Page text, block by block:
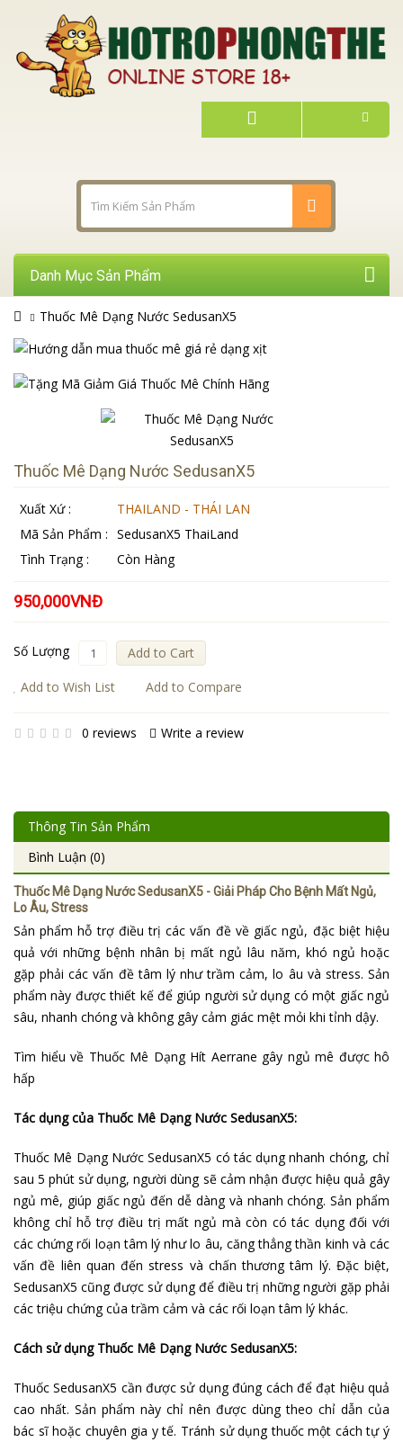
Danh Mục Sản Phẩm
Thuốc Mê Dạng Nước SedusanX5
Thuốc Mê Dạng Nước SedusanX5
Xuất Xứ :
THAILAND - THÁI LAN
Mã Sản Phẩm : SedusanX5 ThaiLand
Tình Trạng :
Còn Hàng
950,000VNĐ
Số Lượng
Add to Cart
Add to Wish List
Add to Compare
0 reviews Write a review
Thông Tin Sản Phẩm
Bình Luận (0)
Thuốc Mê Dạng Nước SedusanX5 - Giải Pháp Cho Bệnh Mất Ngủ,
Lo Âu, Stress
Sản phẩm hỗ trợ điều trị các vấn đề về giấc ngủ, đặc biệt hiệu
quả với những bệnh nhân bị mất ngủ lâu năm, khó ngủ hoặc
gặp phải các vấn đề tâm lý như trầm cảm, lo âu và stress. Sản
phẩm này được thiết kế để giúp người sử dụng có một giấc ngủ
sâu, nhanh chóng và không gây cảm giác mệt mỏi khi tỉnh dậy.
Tìm hiểu về Thuốc Mê Dạng Hít Aerrane gây ngủ mê được hô
hấp
Tác dụng của Thuốc Mê Dạng Nước SedusanX5:
Thuốc Mê Dạng Nước SedusanX5 có tác dụng nhanh chóng, chỉ
sau 5 phút sử dụng, người dùng sẽ cảm nhận được hiệu quả gây
ngủ mê, giúp giấc ngủ đến dễ dàng và nhanh chóng. Sản phẩm
không chỉ hỗ trợ điều trị mất ngủ mà còn có tác dụng đối với
các chứng rối loạn tâm lý như lo âu, căng thẳng thần kinh và các
vấn đề liên quan đến stress và chấn thương tâm lý. Đặc biệt,
SedusanX5 cũng được sử dụng để điều trị những người gặp phải
các triệu chứng của trầm cảm và các rối loạn tâm lý khác.
Cách sử dụng Thuốc Mê Dạng Nước SedusanX5:
Thuốc SedusanX5 cần được sử dụng đúng cách để đạt hiệu quả
cao nhất. Sản phẩm này chỉ nên được dùng theo chỉ dẫn của
bác sĩ hoặc chuyên gia y tế. Tránh sử dụng thuốc một cách tự ý